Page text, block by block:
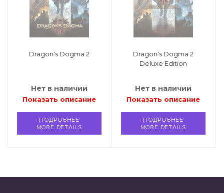
Dragon's Dogma 2
Нет в наличии
Показать описание
ПОДРОБНЕЕ
MORE DETAILS
Dragon's Dogma 2
Deluxe Edition
Нет в наличии
Показать описание
ПОДРОБНЕЕ
MORE DETAILS